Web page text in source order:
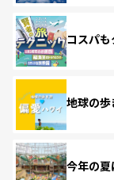
コスパ
地球の
今年の夏